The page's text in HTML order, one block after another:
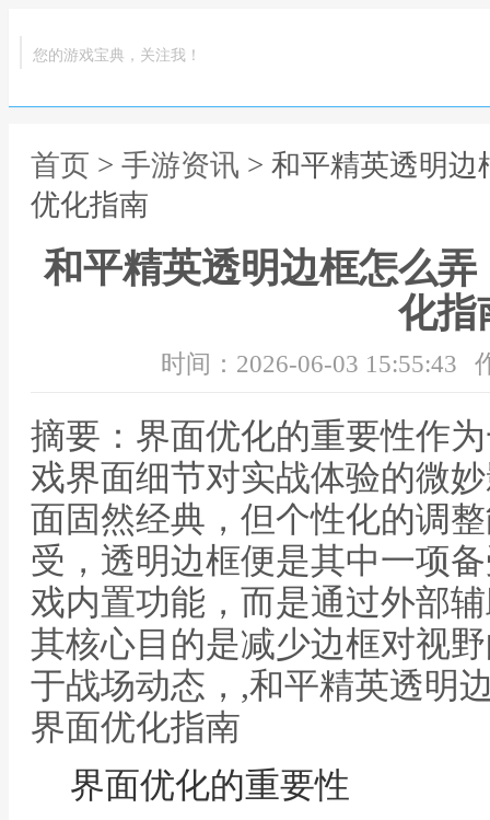
您的游戏宝典，关注我！
首页 > 手游资讯 > 和平精英透明
优化指南
和平精英透明边框怎么
化指
时间：2026-06-03 15:55:43
摘要：界面优化的重要性作
戏界面细节对实战体验的微
面固然经典，但个性化的调
受，透明边框便是其中一项
戏内置功能，而是通过外部
其核心目的是减少边框对视
于战场动态，,和平精英透明
界面优化指南
界面优化的重要性